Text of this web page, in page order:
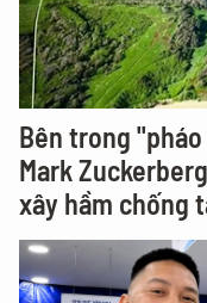
Bên trong
Mark
xây hầm chống